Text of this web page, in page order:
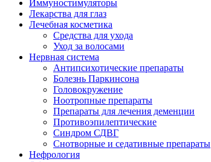
Иммуностимуляторы
Лекарства для глаз
Лечебная косметика
Средства для ухода
Уход за волосами
Нервная система
Антипсихотические препараты
Болезнь Паркинсона
Головокружение
Ноотропные препараты
Препараты для лечения деменции
Противоэпилептические
Синдром СДВГ
Снотворные и седативные препараты
Нефрология